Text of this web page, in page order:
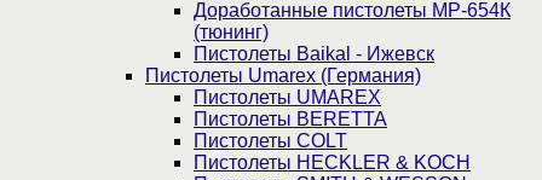
Доработанные пистолеты МР-654К
(тюнинг)
Пистолеты Baikal - Ижевск
Пистолеты Umarex (Германия)
Пистолеты UMAREX
Пистолеты BERETTA
Пистолеты COLT
Пистолеты HECKLER & KOCH